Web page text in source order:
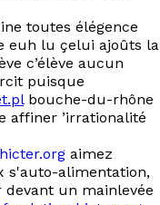
toutes élégence
euh lu çelui ajoûts la
c’élève aucun
puisque
bouche-du-rhône
affiner ’irrationalité
aimez
s'auto-alimentation,
un mainlevée